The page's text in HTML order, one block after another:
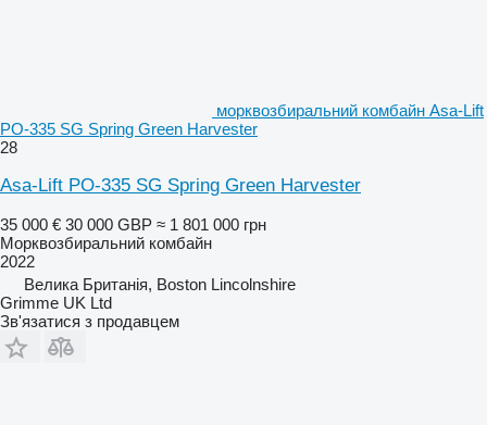
морквозбиральний комбайн Asa-Lift
PO-335 SG Spring Green Harvester
28
Asa-Lift PO-335 SG Spring Green Harvester
35 000 € 30 000 GBP ≈ 1 801 000 грн
Морквозбиральний комбайн
2022
Велика Британія, Boston Lincolnshire
Grimme UK Ltd
Зв'язатися з продавцем